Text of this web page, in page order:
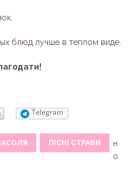
блюд лучше в теплом виде.
Telegram
ПІСНІ СТРАВИ
н
о